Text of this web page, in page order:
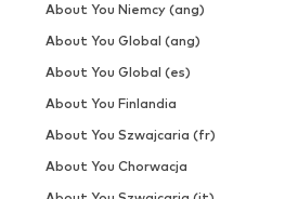
About You Niemcy (ang)
About You Global (ang)
About You Global (es)
About You Finlandia
About You Szwajcaria (fr)
About You Chorwacja